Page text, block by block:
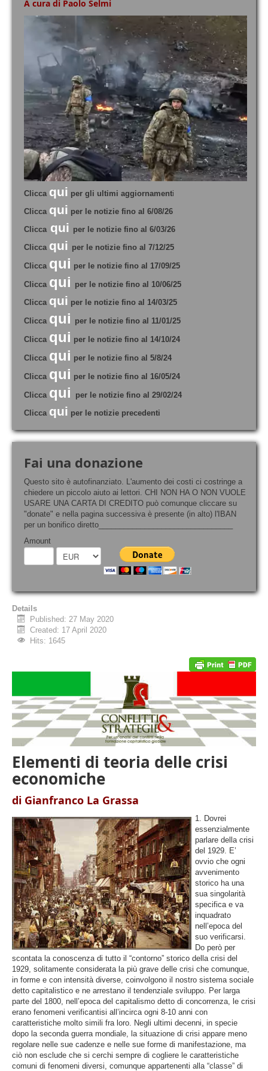
A cura di Paolo Selmi
Clicca qui per gli ultimi aggiornamenti
Clicca qui per le notizie fino al 6/08/26
Clicca qui per le notizie fino al 6/03/26
Clicca qui per le notizie fino al 7/12/25
Clicca qui per le notizie fino al 17/09/25
Clicca qui per le notizie fino al 10/06/25
Clicca qui per le notizie fino al 14/03/25
Clicca qui per le notizie fino al 11/01/25
Clicca qui per le notizie fino al 14/10/24
Clicca qui per le notizie fino al 5/8/24
Clicca qui per le notizie fino al 16/05/24
Clicca qui
per le notizie fino al 29/02/24
Clicca qui per le notizie precedenti
Fai una donazione
Questo sito è autofinanziato. L'aumento dei costi ci costringe a
chiedere un piccolo aiuto ai lettori. CHI NON HA O NON VUOLE
USARE UNA CARTA DI CREDITO può comunque cliccare su
"donate" e nella pagina successiva è presente (in alto) l'IBAN
per un bonifico diretto________________________________
Amount
Details
Published: 27 May 2020
Created: 17 April 2020
Hits: 1645
Elementi di teoria delle crisi
economiche
di Gianfranco La Grassa
1. Dovrei
essenzialmente
parlare della crisi
del 1929. E’
ovvio che ogni
avvenimento
storico ha una
sua singolarità
specifica e va
inquadrato
nell’epoca del
suo verificarsi.
Do però per
scontata la conoscenza di tutto il “contorno” storico della crisi del
1929, solitamente considerata la più grave delle crisi che comunque,
in forme e con intensità diverse, coinvolgono il nostro sistema sociale
detto capitalistico e ne arrestano il tendenziale sviluppo. Per larga
parte del 1800, nell’epoca del capitalismo detto di concorrenza, le crisi
erano fenomeni verificantisi all’incirca ogni 8-10 anni con
caratteristiche molto simili fra loro. Negli ultimi decenni, in specie
dopo la seconda guerra mondiale, la situazione di crisi appare meno
regolare nelle sue cadenze e nelle sue forme di manifestazione, ma
ciò non esclude che si cerchi sempre di cogliere le caratteristiche
comuni di fenomeni diversi, comunque appartenenti alla “classe” di